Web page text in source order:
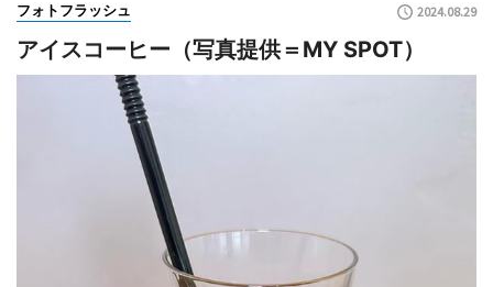
フォトフラッシュ 2024.08.29
アイスコーヒー（写真提供＝MY SPOT）